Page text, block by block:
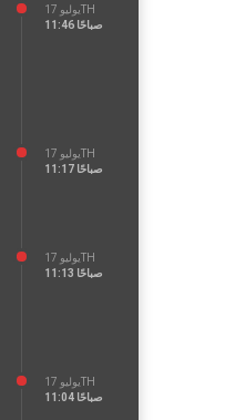
يوليو 17TH
11:46 صباحًا
يوليو 17TH
11:17 صباحًا
يوليو 17TH
11:13 صباحًا
يوليو 17TH
11:04 صباحًا